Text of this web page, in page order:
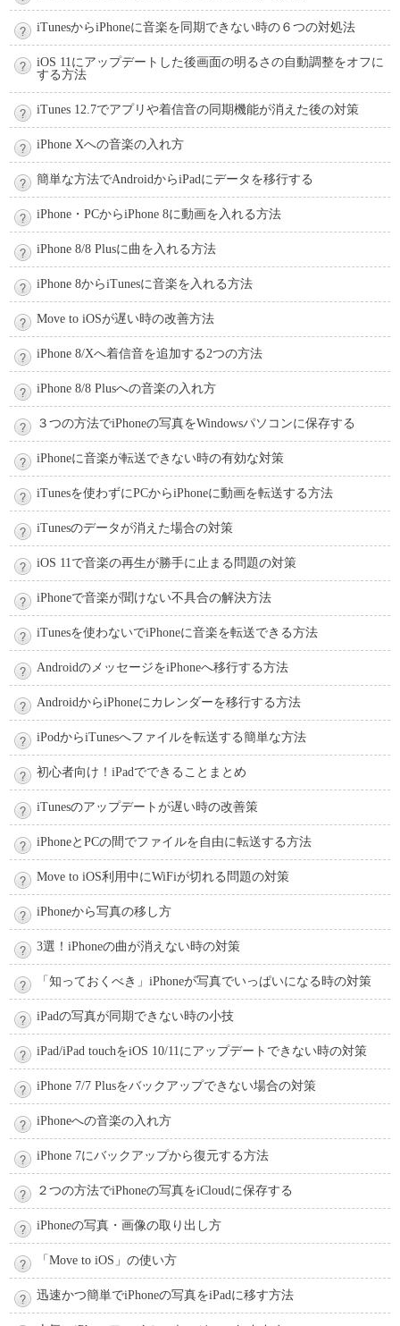
iTunesからiPhoneに音楽を同期できない時の６つの対処法
iOS 11にアップデートした後画面の明るさの自動調整をオフに
する方法
iTunes 12.7でアプリや着信音の同期機能が消えた後の対策
iPhone Xへの音楽の入れ方
簡単な方法でAndroidからiPadにデータを移行する
iPhone・PCからiPhone 8に動画を入れる方法
iPhone 8/8 Plusに曲を入れる方法
iPhone 8からiTunesに音楽を入れる方法
Move to iOSが遅い時の改善方法
iPhone 8/Xへ着信音を追加する2つの方法
iPhone 8/8 Plusへの音楽の入れ方
３つの方法でiPhoneの写真をWindowsパソコンに保存する
iPhoneに音楽が転送できない時の有効な対策
iTunesを使わずにPCからiPhoneに動画を転送する方法
iTunesのデータが消えた場合の対策
iOS 11で音楽の再生が勝手に止まる問題の対策
iPhoneで音楽が聞けない不具合の解決方法
iTunesを使わないでiPhoneに音楽を転送できる方法
AndroidのメッセージをiPhoneへ移行する方法
AndroidからiPhoneにカレンダーを移行する方法
iPodからiTunesへファイルを転送する簡単な方法
初心者向け！iPadでできることまとめ
iTunesのアップデートが遅い時の改善策
iPhoneとPCの間でファイルを自由に転送する方法
Move to iOS利用中にWiFiが切れる問題の対策
iPhoneから写真の移し方
3選！iPhoneの曲が消えない時の対策
「知っておくべき」iPhoneが写真でいっぱいになる時の対策
iPadの写真が同期できない時の小技
iPad/iPad touchをiOS 10/11にアップデートできない時の対策
iPhone 7/7 Plusをバックアップできない場合の対策
iPhoneへの音楽の入れ方
iPhone 7にバックアップから復元する方法
２つの方法でiPhoneの写真をiCloudに保存する
iPhoneの写真・画像の取り出し方
「Move to iOS」の使い方
迅速かつ簡単でiPhoneの写真をiPadに移す方法